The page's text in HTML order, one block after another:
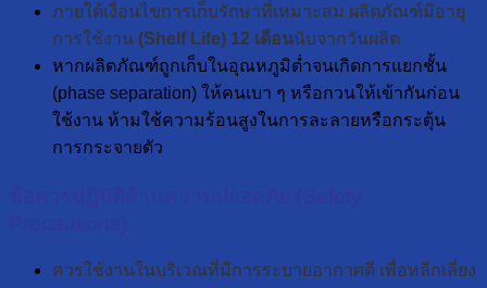
ภายใต้เงื่อนไขการเก็บรักษาที่เหมาะสม ผลิตภัณฑ์มีอายุ
การใช้งาน (Shelf Life) 12 เดือนนับจากวันผลิต
หากผลิตภัณฑ์ถูกเก็บในอุณหภูมิต่ำจนเกิดการแยกชั้น
(phase separation) ให้คนเบา ๆ หรือกวนให้เข้ากันก่อน
ใช้งาน ห้ามใช้ความร้อนสูงในการละลายหรือกระตุ้น
การกระจายตัว
ควรใช้งานในบริเวณที่มีการระบายอากาศดี เพื่อหลีกเลี่ยง